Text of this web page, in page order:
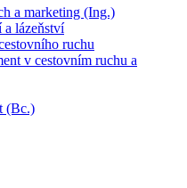
a marketing (Ing.)
a lázeňství
ruchu
v cestovním ruchu a
(Bc.)